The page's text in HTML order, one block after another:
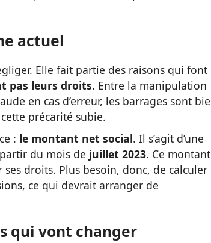
actuel
Elle fait partie des raisons qui font
pas leurs droits. Entre la manipulation
en cas d’erreur, les barrages sont
précarité subie.
: le montant net social. Il s’agit d’une
du mois de juillet 2023. Ce montant
droits. Plus besoin, donc, de calculer
ce qui devrait arranger de
qui vont changer